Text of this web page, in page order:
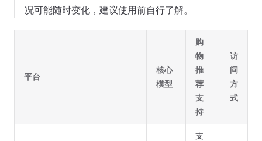
况可能随时变化，建议使用前自行了解。
平台
核心
模型
购
物
推
荐
支
持
访
问
方
式
支